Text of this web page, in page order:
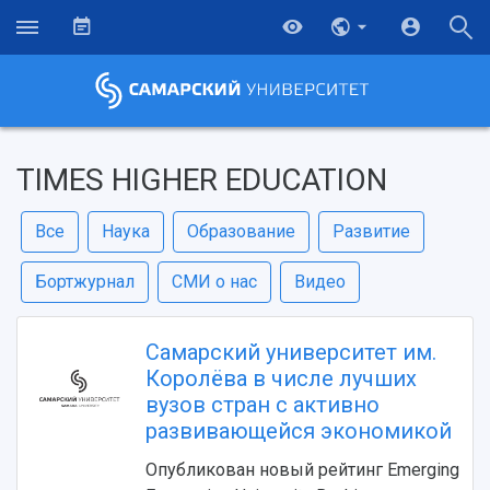
TIMES HIGHER EDUCATION
Все Наука Образование Развитие
Бортжурнал СМИ о нас Видео
Самарский университет им.
Королёва в числе лучших
вузов стран с активно
развивающейся экономикой
Опубликован новый рейтинг Emerging